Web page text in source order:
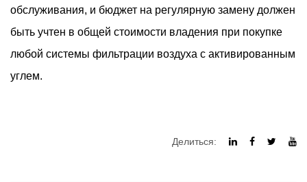
обслуживания, и бюджет на регулярную замену должен
быть учтен в общей стоимости владения при покупке
любой системы фильтрации воздуха с активированным
углем.
Делиться: